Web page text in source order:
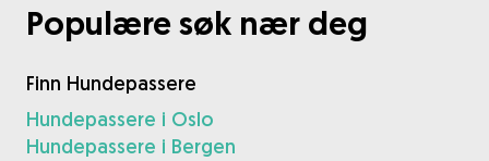
Populære søk nær deg
Finn Hundepassere
Hundepassere i Oslo
Hundepassere i Bergen